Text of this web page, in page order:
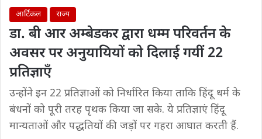
आर्टिकल राज्य
डा. बी आर अम्बेडकर द्वारा धम्म परिवर्तन के
अवसर पर अनुयायियों को दिलाई गयीं 22
प्रतिज्ञाएँ
उन्होंने इन 22 प्रतिज्ञाओं को निर्धारित किया ताकि हिंदू धर्म के
बंधनों को पूरी तरह पृथक किया जा सके. ये प्रतिज्ञाएं हिंदू
मान्यताओं और पद्धतियों की जड़ों पर गहरा आघात करती हैं.